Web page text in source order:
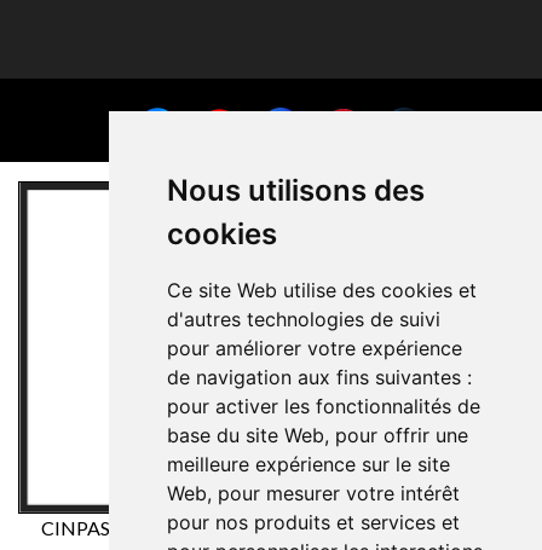
Nous utilisons des
cookies
Ce site Web utilise des cookies et
d'autres technologies de suivi
pour améliorer votre expérience
de navigation aux fins suivantes :
pour activer les fonctionnalités de
base du site Web, pour offrir une
meilleure expérience sur le site
Web, pour mesurer votre intérêt
pour nos produits et services et
CINPASA Cintas y Pasamanería SA a été bénéficiaire du